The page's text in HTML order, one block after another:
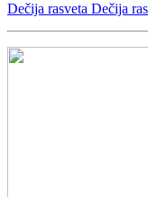
Dečija rasveta Dečija